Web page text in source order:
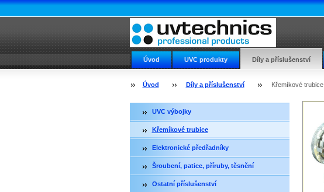
Úvod UVC produkty Díly a příslušenství
Příslušenství a náhradní díly
Úvod Díly a příslušenství Křemíkové trubice
UVC výbojky
Křemíkové trubice
Elektronické předřadníky
Šroubení, patice, příruby, těsnění
Ostatní příslušenství